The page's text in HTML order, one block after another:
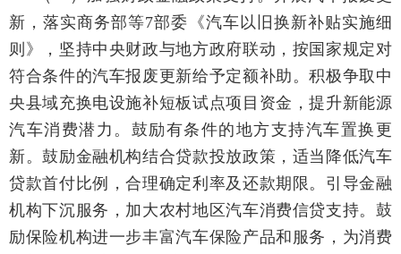
新，落实商务部等7部委《汽车以旧换新补贴实施细
则》，坚持中央财政与地方政府联动，按国家规定对
符合条件的汽车报废更新给予定额补助。积极争取中
央县域充换电设施补短板试点项目资金，提升新能源
汽车消费潜力。鼓励有条件的地方支持汽车置换更
新。鼓励金融机构结合贷款投放政策，适当降低汽车
贷款首付比例，合理确定利率及还款期限。引导金融
机构下沉服务，加大农村地区汽车消费信贷支持。鼓
励保险机构进一步丰富汽车保险产品和服务，为消费